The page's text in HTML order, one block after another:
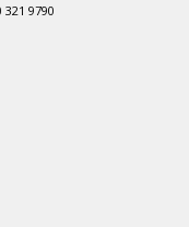
321 9790